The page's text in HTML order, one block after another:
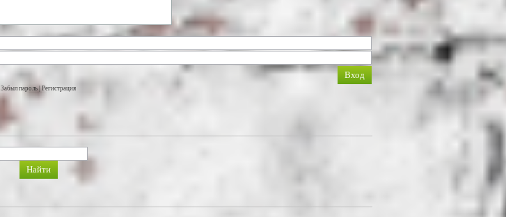
Забыл пароль|Регистрация